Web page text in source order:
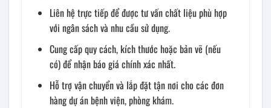
Liên hệ trực tiếp để được tư vấn chất liệu phù hợp
với ngân sách và nhu cầu sử dụng.
Cung cấp quy cách, kích thước hoặc bản vẽ (nếu
có) để nhận báo giá chính xác nhất.
Hỗ trợ vận chuyển và lắp đặt tận nơi cho các đơn
hàng dự án bệnh viện, phòng khám.